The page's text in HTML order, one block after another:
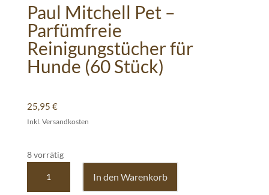
Paul Mitchell Pet –
Parfümfreie
Reinigungstücher für
Hunde (60 Stück)
25,95 €
Inkl. Versandkosten
8 vorrätig
Mitchell
In den Warenkorb